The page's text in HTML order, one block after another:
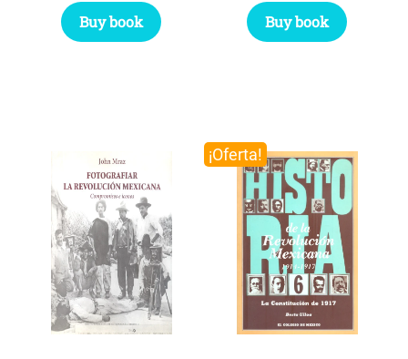
Buy book Buy book
¡Oferta!